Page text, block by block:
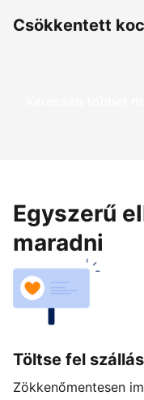
Csökkentett
Keressen többet
Egyszerű
maradni
Töltse fel
Zökkenőmentesen